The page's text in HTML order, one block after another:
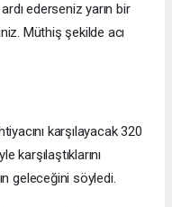
ederseniz yarın bir
Müthiş şekilde acı
karşılayacak 320
karşılaştıklarını
geleceğini söyledi.